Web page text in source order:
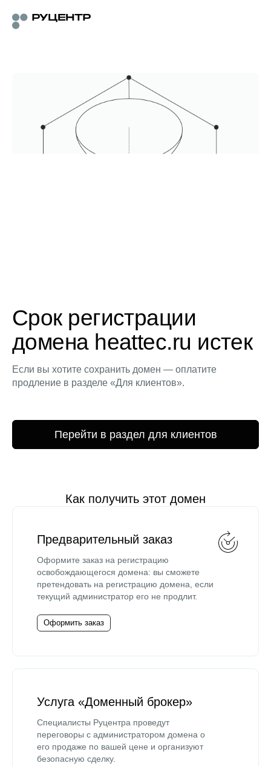
Срок регистрации
домена heattec.ru истек
Если вы хотите сохранить домен — оплатите
продление в разделе «Для клиентов».
Перейти в раздел для клиентов
Как получить этот домен
Предварительный заказ
Оформите заказ на регистрацию
освобождающегося домена: вы сможете
претендовать на регистрацию домена, если
текущий администратор его не продлит.
Оформить заказ
Услуга «Доменный брокер»
Специалисты Руцентра проведут
переговоры с администратором домена о
его продаже по вашей цене и организуют
безопасную сделку.